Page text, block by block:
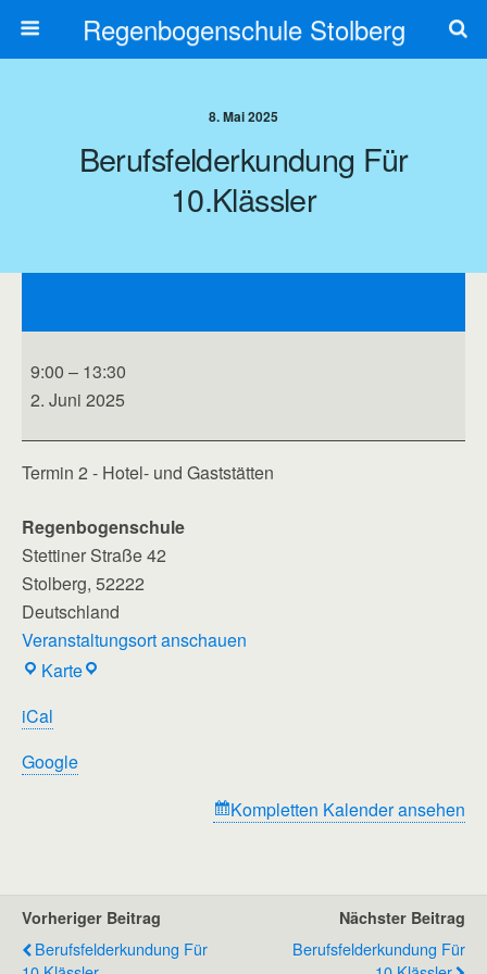
Regenbogenschule Stolberg
8. Mai 2025
Berufsfelderkundung Für
10.Klässler
9:00 – 13:30
2. Juni 2025
Termin 2 - Hotel- und Gaststätten
Regenbogenschule
Stettiner Straße 42
Stolberg, 52222
Deutschland
Veranstaltungsort anschauen
KarteRegenbogenschule
iCal
Google
Kompletten Kalender ansehen
Vorheriger Beitrag
Berufsfelderkundung Für
Nächster Beitrag
Berufsfelderkundung Für